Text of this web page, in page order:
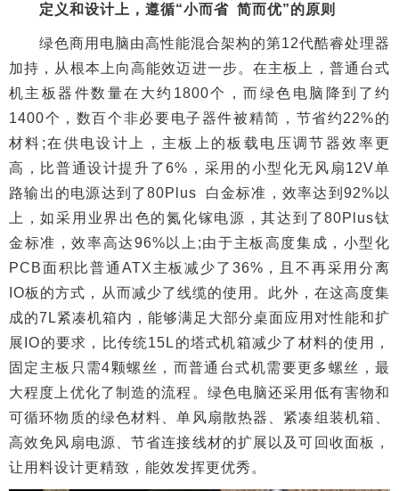
定义和设计上，遵循“小而省 简而优”的原则
绿色商用电脑由高性能混合架构的第12代酷睿处理器
加持，从根本上向高能效迈进一步。在主板上，普通台式
机主板器件数量在大约1800个，而绿色电脑降到了约
1400个，数百个非必要电子器件被精简，节省约22%的
材料;在供电设计上，主板上的板载电压调节器效率更
高，比普通设计提升了6%，采用的小型化无风扇12V单
路输出的电源达到了80Plus 白金标准，效率达到92%以
上，如采用业界出色的氮化镓电源，其达到了80Plus钛
金标准，效率高达96%以上;由于主板高度集成，小型化
PCB面积比普通ATX主板减少了36%，且不再采用分离
IO板的方式，从而减少了线缆的使用。此外，在这高度集
成的7L紧凑机箱内，能够满足大部分桌面应用对性能和扩
展IO的要求，比传统15L的塔式机箱减少了材料的使用，
固定主板只需4颗螺丝，而普通台式机需要更多螺丝，最
大程度上优化了制造的流程。绿色电脑还采用低有害物和
可循环物质的绿色材料、单风扇散热器、紧凑组装机箱、
高效免风扇电源、节省连接线材的扩展以及可回收面板，
让用料设计更精致，能效发挥更优秀。